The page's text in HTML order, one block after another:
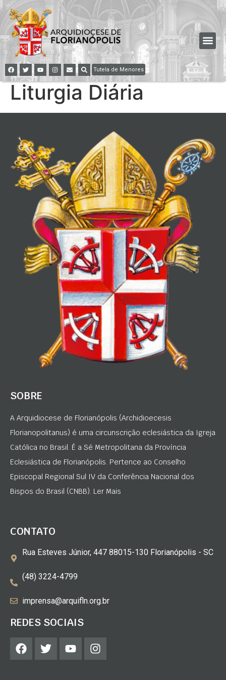
Tutela de Menores
Liturgia Diária
SOBRE
A Arquidiocese de Florianópolis (Archidioecesis
Florianopolitanus) é uma circunscrição eclesiástica da Igreja
Católica no Brasil. É a Sé Metropolitana da Província
Eclesiástica de Florianópolis. Pertence ao Conselho
Episcopal Regional Sul IV da Conferência Nacional dos
Bispos do Brasil (CNBB). Ler Mais
CONTATO
Rua Esteves Júnior, 447 88015-130 Florianópolis - SC
(48) 3224-4799
imprensa@arquifln.org.br
REDES SOCIAIS